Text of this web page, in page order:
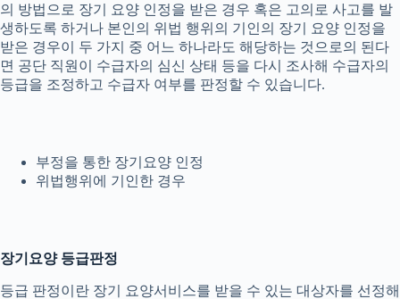
의 방법으로 장기 요양 인정을 받은 경우 혹은 고의로 사고를 발
생하도록 하거나 본인의 위법 행위의 기인의 장기 요양 인정을
받은 경우이 두 가지 중 어느 하나라도 해당하는 것으로의 된다
면 공단 직원이 수급자의 심신 상태 등을 다시 조사해 수급자의
등급을 조정하고 수급자 여부를 판정할 수 있습니다.
부정을 통한 장기요양 인정
위법행위에 기인한 경우
장기요양 등급판정
등급 판정이란 장기 요양서비스를 받을 수 있는 대상자를 선정해